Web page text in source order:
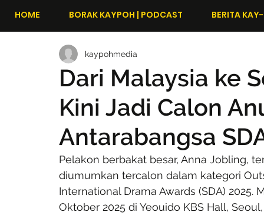
HOME BORAK KAYPOH | PODCAST BERITA
Dari Malaysia ke
Kini Jadi Calon
Antarabangsa
kaypohmedia
Pelakon berbakat besar, Anna Jobling,
diumumkan tercalon dalam kategori
International Drama Awards (SDA)
Oktober 2025 di Yeouido KBS Hall,